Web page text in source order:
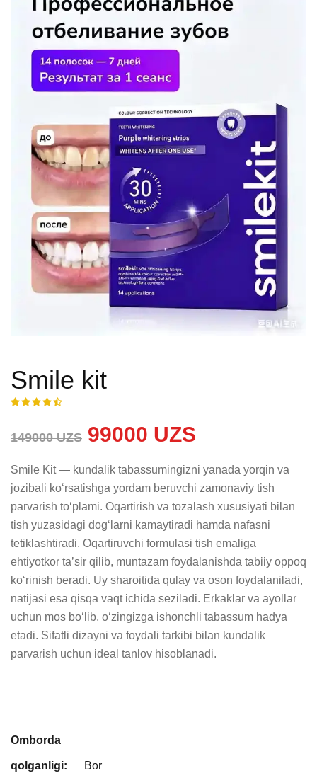
Smile kit
149000 UZS 99000 UZS
Smile Kit — kundalik tabassumingizni yanada yorqin va
jozibali ko‘rsatishga yordam beruvchi zamonaviy tish
parvarish to‘plami. Oqartirish va tozalash xususiyati bilan
tish yuzasidagi dog‘larni kamaytiradi hamda nafasni
tetiklashtiradi. Oqartiruvchi formulasi tish emaliga
ehtiyotkor ta’sir qilib, muntazam foydalanishda tabiiy oppoq
ko‘rinish beradi. Uy sharoitida qulay va oson foydalaniladi,
natijasi esa qisqa vaqt ichida seziladi. Erkaklar va ayollar
uchun mos bo‘lib, o‘zingizga ishonchli tabassum hadya
etadi. Sifatli dizayni va foydali tarkibi bilan kundalik
parvarish uchun ideal tanlov hisoblanadi.
Omborda
qolganligi: Bor